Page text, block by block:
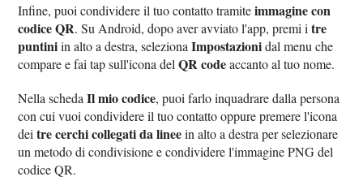
Infine, puoi condividere il tuo contatto tramiteimmagine con
codice QR. Su Android, dopo aver avviato l'app, premi itre
puntiniin alto a destra, selezionaImpostazionidal menu che
compare e fai tap sull'icona delQR codeaccanto al tuo nome.
Nella schedaIl mio codice, puoi farlo inquadrare dalla persona
con cui vuoi condividere il tuo contatto oppure premere l'icona
deitre cerchi collegati da lineein alto a destra per selezionare
un metodo di condivisione e condividere l'immagine PNG del
codice QR.